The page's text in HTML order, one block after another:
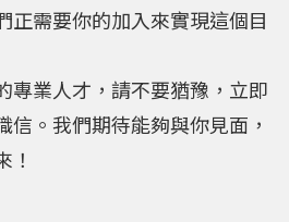
正需要你的加入來實現這個目
專業人才，請不要猶豫，立即
信。我們期待能夠與你見面，
！